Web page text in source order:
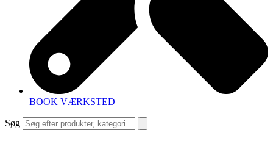
BOOK VÆRKSTED
Søg